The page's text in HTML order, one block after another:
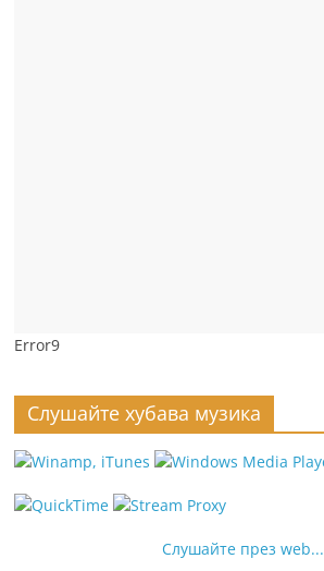
Error9
Слушайте хубава музика
Слушайте през web...